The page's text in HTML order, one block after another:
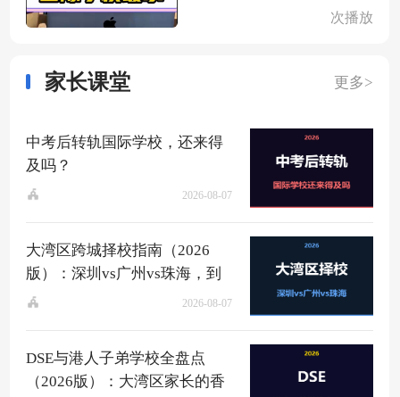
次播放
家长课堂 更多>
中考后转轨国际学校，还来得
及吗？
2026-08-07
大湾区跨城择校指南（2026
版）：深圳vs广州vs珠海，到
底该去哪？
2026-08-07
DSE与港人子弟学校全盘点
（2026版）：大湾区家长的香